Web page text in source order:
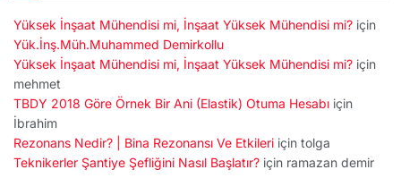
Yüksek İnşaat Mühendisi mi, İnşaat Yüksek Mühendisi mi? için
Yük.İnş.Müh.Muhammed Demirkollu
Yüksek İnşaat Mühendisi mi, İnşaat Yüksek Mühendisi mi? için
mehmet
TBDY 2018 Göre Örnek Bir Ani (Elastik) Otuma Hesabı için
İbrahim
Rezonans Nedir? | Bina Rezonansı Ve Etkileri için tolga
Teknikerler Şantiye Şefliğini Nasıl Başlatır? için ramazan demir